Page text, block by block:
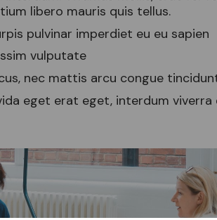
libero mauris quis tellus.
pulvinar imperdiet eu eu sapien
vulputate
nec mattis arcu congue
eget erat eget, interdum viverra